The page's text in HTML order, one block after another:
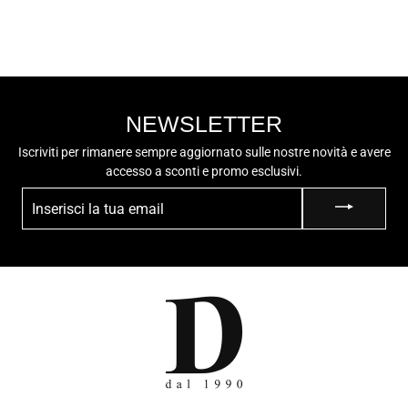
NEWSLETTER
Iscriviti per rimanere sempre aggiornato sulle nostre novità e avere
accesso a sconti e promo esclusivi.